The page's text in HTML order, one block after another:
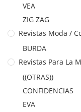
VEA
ZIG ZAG
Revistas Moda /
BURDA
Revistas Para La
((OTRAS))
CONFIDENCIAS
EVA